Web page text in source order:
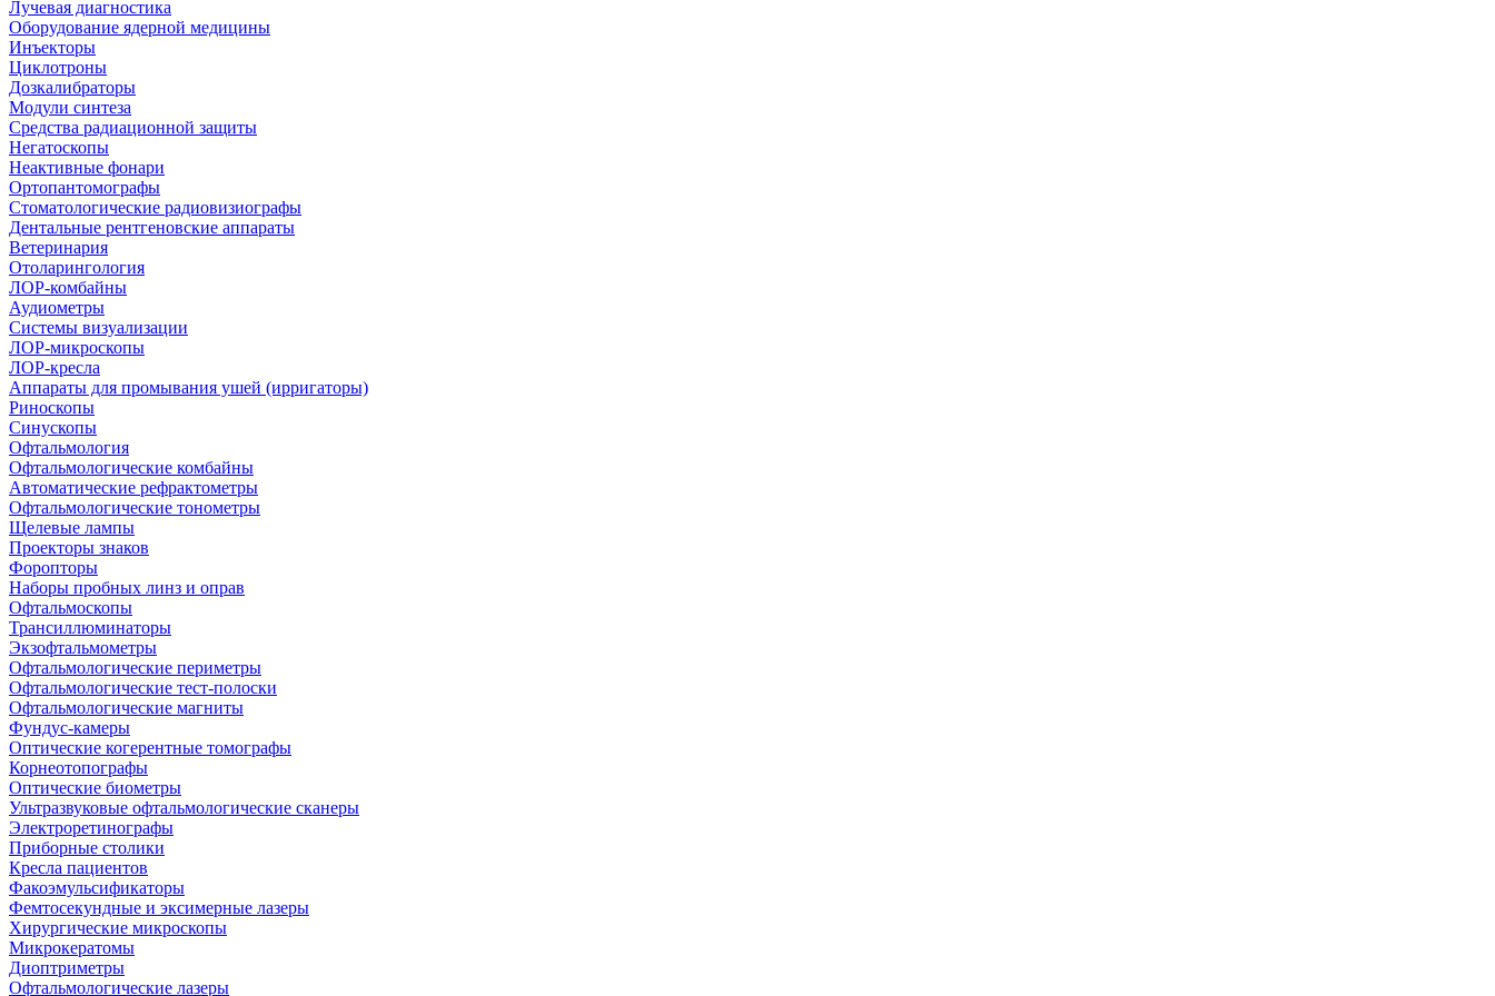
Лучевая диагностика
Оборудование ядерной медицины
Инъекторы
Циклотроны
Дозкалибраторы
Модули синтеза
Средства радиационной защиты
Негатоскопы
Неактивные фонари
Ортопантомографы
Стоматологические радиовизиографы
Дентальные рентгеновские аппараты
Ветеринария
Отоларингология
ЛОР-комбайны
Аудиометры
Системы визуализации
ЛОР-микроскопы
ЛОР-кресла
Аппараты для промывания ушей (ирригаторы)
Риноскопы
Синускопы
Офтальмология
Офтальмологические комбайны
Автоматические рефрактометры
Офтальмологические тонометры
Щелевые лампы
Проекторы знаков
Форопторы
Наборы пробных линз и оправ
Офтальмоскопы
Трансиллюминаторы
Экзофтальмометры
Офтальмологические периметры
Офтальмологические тест-полоски
Офтальмологические магниты
Фундус-камеры
Оптические когерентные томографы
Корнеотопографы
Оптические биометры
Ультразвуковые офтальмологические сканеры
Электроретинографы
Приборные столики
Кресла пациентов
Факоэмульсификаторы
Фемтосекундные и эксимерные лазеры
Хирургические микроскопы
Микрокератомы
Диоптриметры
Офтальмологические лазеры